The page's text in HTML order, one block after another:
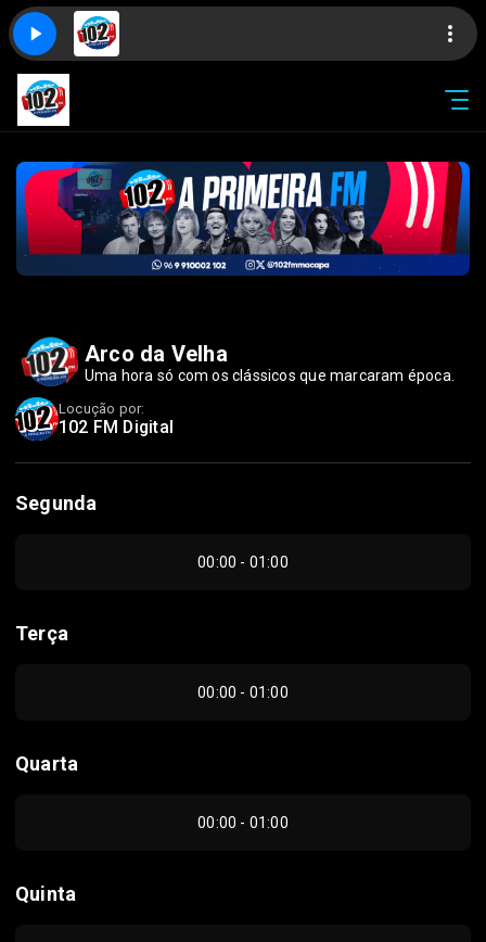
Arco da Velha
Uma hora só com os clássicos que marcaram época.
Locução por:
102 FM Digital
Segunda
00:00 - 01:00
Terça
00:00 - 01:00
Quarta
00:00 - 01:00
Quinta